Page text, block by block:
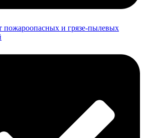
пожароопасных и грязе-пылевых